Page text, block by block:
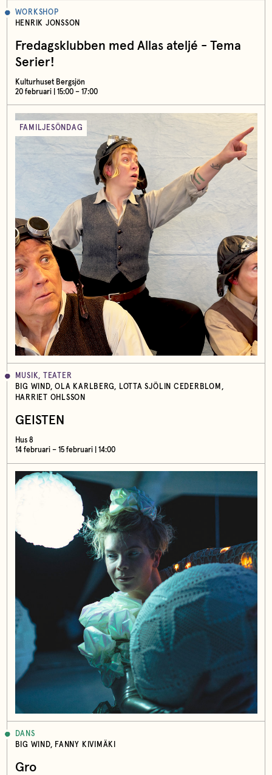
WORKSHOP
HENRIK JONSSON
Fredagsklubben med Allas ateljé - Tema
Serier!
Kulturhuset Bergsjön
20 februari | 15:00 – 17:00
FAMILJESÖNDAG
MUSIK, TEATER
BIG WIND, OLA KARLBERG, LOTTA SJÖLIN CEDERBLOM,
HARRIET OHLSSON
GEISTEN
Hus 8
14 februari – 15 februari | 14:00
DANS
BIG WIND, FANNY KIVIMÄKI
Gro